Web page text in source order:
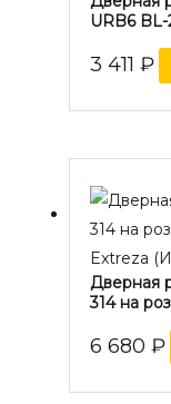
URB6
3 411 ₽
Extreza
Дверная
314 на
6 680 ₽